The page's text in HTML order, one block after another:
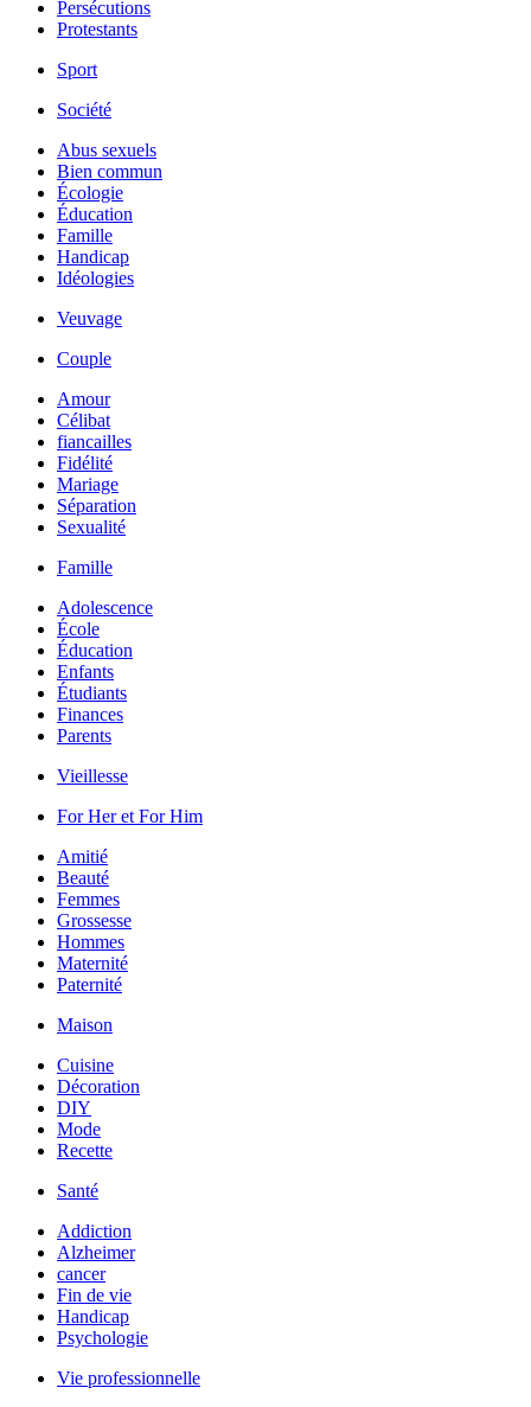
Persécutions
Protestants
Sport
Société
Abus sexuels
Bien commun
Écologie
Éducation
Famille
Handicap
Idéologies
Veuvage
Couple
Amour
Célibat
fiancailles
Fidélité
Mariage
Séparation
Sexualité
Famille
Adolescence
École
Éducation
Enfants
Étudiants
Finances
Parents
Vieillesse
For Her et For Him
Amitié
Beauté
Femmes
Grossesse
Hommes
Maternité
Paternité
Maison
Cuisine
Décoration
DIY
Mode
Recette
Santé
Addiction
Alzheimer
cancer
Fin de vie
Handicap
Psychologie
Vie professionnelle